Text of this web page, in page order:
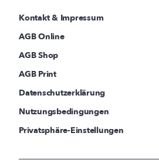
Kontakt & Impressum
AGB Online
AGB Shop
AGB Print
Datenschutzerklärung
Nutzungsbedingungen
Privatsphäre-Einstellungen